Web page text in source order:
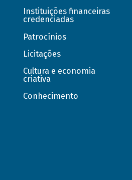
Instituições financeiras
credenciadas
Patrocínios
Licitações
Cultura e economia
criativa
Conhecimento